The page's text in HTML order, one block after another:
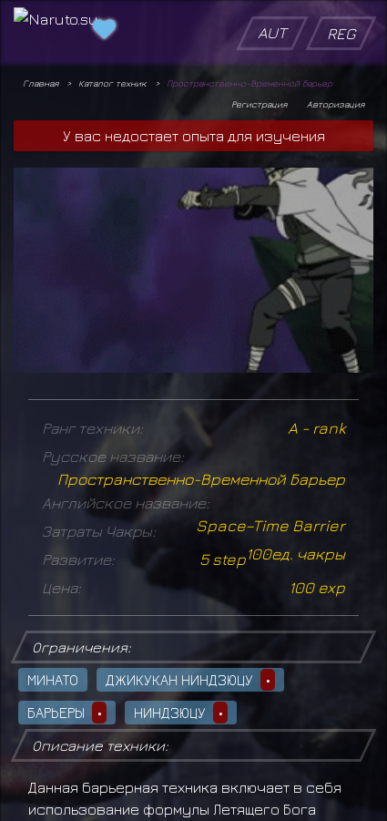
AUT REG
Главная Каталог техник
Пространственно-Временной Барьер
Авторизация
Регистрация
У вас недостает опыта для изучения
Ранг техники:
A - rank
Русское название:
Пространственно-Временной Барьер
Английское название:
Space–Time Barrier
Затраты Чакры:
100ед. чакры
Развитие:
5 step
Цена:
100 exp
Ограничения:
МИНАТО
ДЖИКУКАН НИНДЗЮЦУ
•
БАРЬЕРЫ
• НИНДЗЮЦУ
•
Описание техники:
Данная барьерная техника включает в себя
использование формулы Летящего Бога